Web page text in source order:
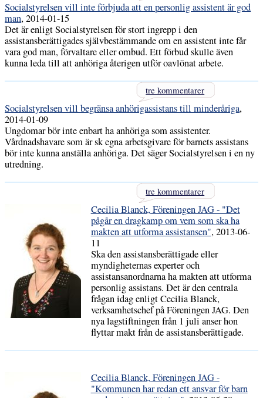
Socialstyrelsen vill inte förbjuda att en personlig assistent är god
man, 2014-01-15
Det är enligt Socialstyrelsen för stort ingrepp i den
assistansberättigades självbestämmande om en assistent inte får
vara god man, förvaltare eller ombud. Ett förbud skulle även
kunna leda till att anhöriga återigen utför oavlönat arbete.
tre kommentarer
Socialstyrelsen vill begränsa anhörigassistans till minderåriga,
2014-01-09
Ungdomar bör inte enbart ha anhöriga som assistenter.
Vårdnadshavare som är sk egna arbetsgivare för barnets assistans
bör inte kunna anställa anhöriga. Det säger Socialstyrelsen i en ny
utredning.
tre kommentarer
Cecilia Blanck, Föreningen JAG - "Det
pågår en dragkamp om vem som ska ha
makten att utforma assistansen", 2013-06-
11
Ska den assistansberättigade eller
myndigheternas experter och
assistansanordnarna ha makten att utforma
personlig assistans. Det är den centrala
frågan idag enligt Cecilia Blanck,
verksamhetschef på Föreningen JAG. Den
nya lagstiftningen från 1 juli anser hon
flyttar makt från de assistansberättigade.
Cecilia Blanck, Föreningen JAG -
"Kommunen har redan ett ansvar för barn